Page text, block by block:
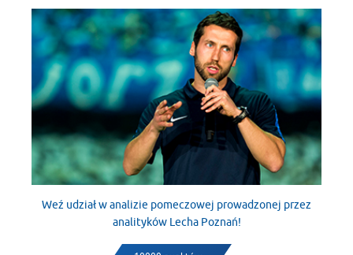
Weź udział w analizie pomeczowej prowadzonej przez
analityków Lecha Poznań!